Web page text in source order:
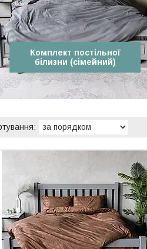
Комплект постільної
білизни (сімейний)